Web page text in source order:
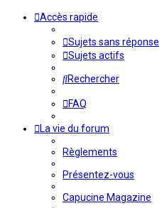
Accès rapide
Sujets sans réponse
Sujets actifs
Rechercher
FAQ
La vie du forum
Règlements
Présentez-vous
Capucine Magazine